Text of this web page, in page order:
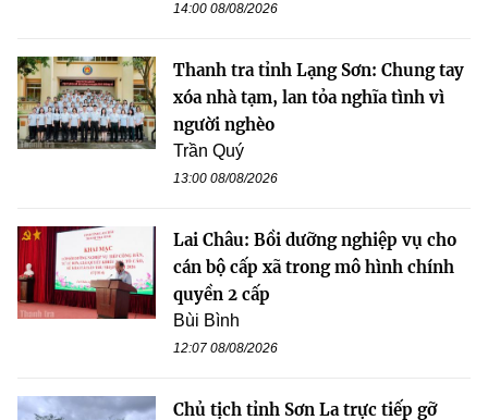
14:00 08/08/2026
Thanh tra tỉnh Lạng Sơn: Chung tay
xóa nhà tạm, lan tỏa nghĩa tình vì
người nghèo
Trần Quý
13:00 08/08/2026
Lai Châu: Bồi dưỡng nghiệp vụ cho
cán bộ cấp xã trong mô hình chính
quyền 2 cấp
Bùi Bình
12:07 08/08/2026
Chủ tịch tỉnh Sơn La trực tiếp gỡ